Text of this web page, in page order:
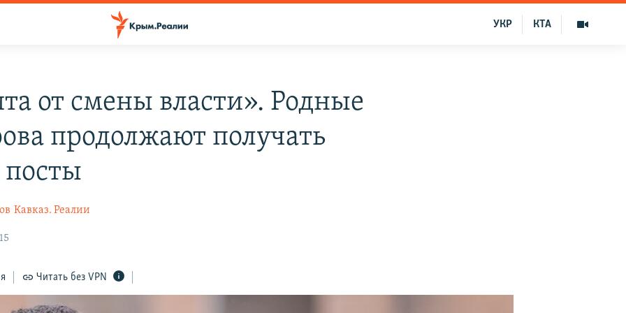
КТА
УКР
от смены власти». Родные
продолжают получать
Кавказ. Реалии
Читать без VPN